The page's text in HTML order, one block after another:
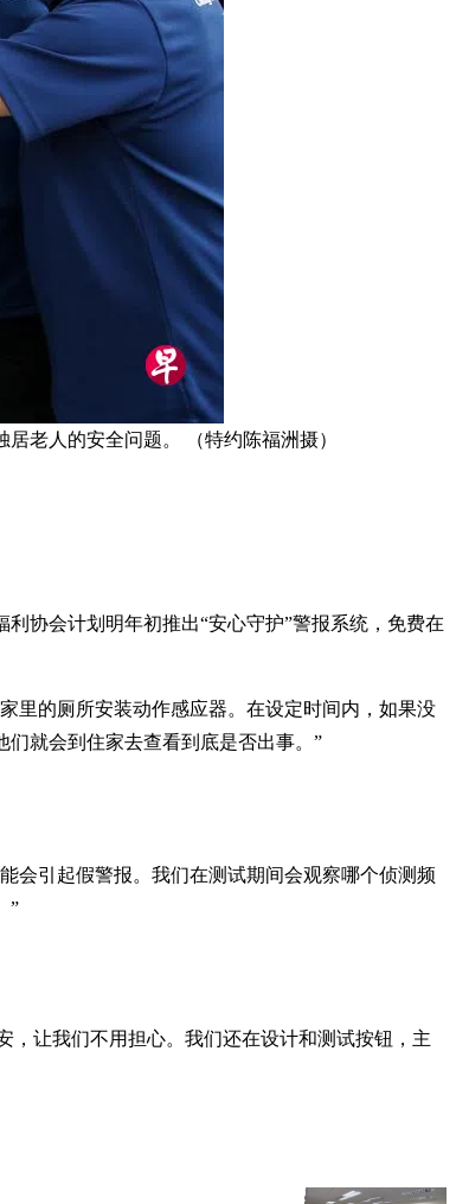
老人的安全问题。 （特约陈福洲摄）
协会计划明年初推出“安心守护”警报系统，免费在
里的厕所安装动作感应器。在设定时间内，如果没
就会到住家去查看到底是否出事。”
会引起假警报。我们在测试期间会观察哪个侦测频
”
，让我们不用担心。我们还在设计和测试按钮，主